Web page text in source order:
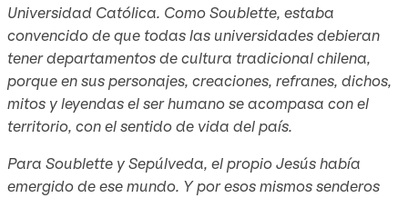
Universidad Católica. Como Soublette, estaba
convencido de que todas las universidades debieran
tener departamentos de cultura tradicional chilena,
porque en sus personajes, creaciones, refranes, dichos,
mitos y leyendas el ser humano se acompasa con el
territorio, con el sentido de vida del país.
Para Soublette y Sepúlveda, el propio Jesús había
emergido de ese mundo. Y por esos mismos senderos